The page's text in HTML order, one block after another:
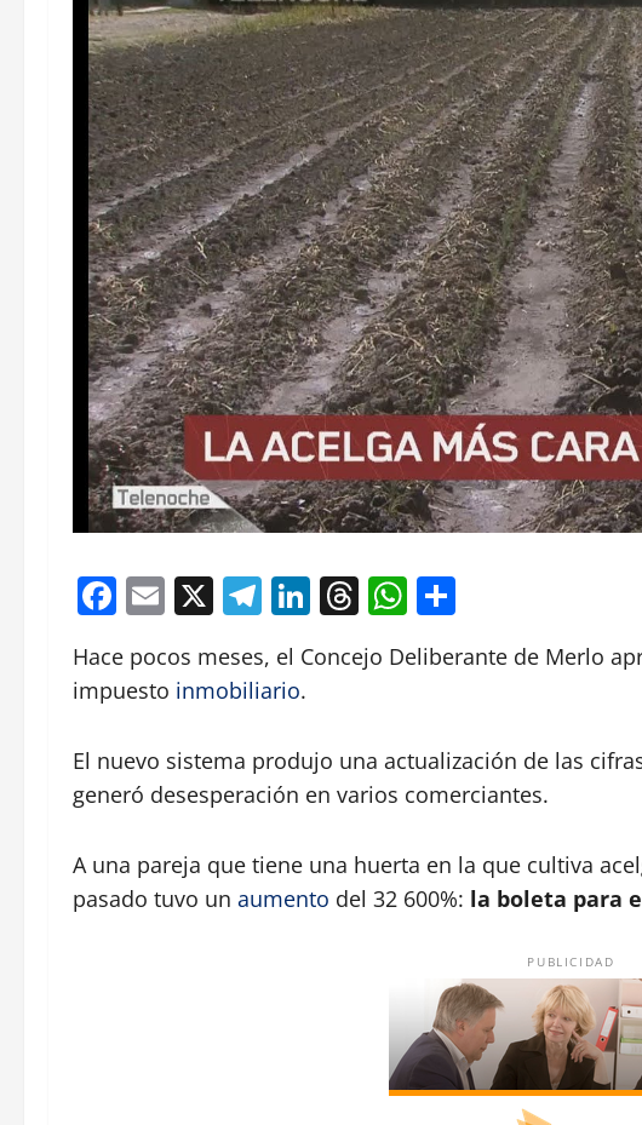
Facebook
Email
X Telegram
LinkedIn
Threads
WhatsApp
Hace pocos meses, el Concejo Deliberante de Merlo
impuesto inmobiliario.
El nuevo sistema produjo una actualización de las
generó desesperación en varios comerciantes.
A una pareja que tiene una huerta en la que cultiva
pasado tuvo un aumento del 32 600%: la boleta para
PUBLICIDAD